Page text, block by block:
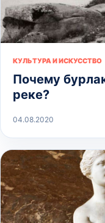
КУЛЬТУРА И ИСКУССТВО
Почему
реке?
04.08.2020